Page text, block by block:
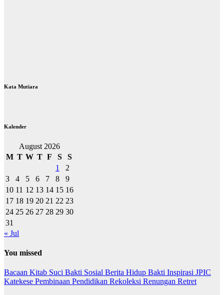
Kata Mutiara
Kalender
August 2026
M T W T F S
S
1
2
3
4 5 6 7 8
9
10 11 12 13 14 15 16
17 18 19 20 21 22 23
24 25 26 27 28 29 30
31
« Jul
You missed
Bacaan Kitab Suci Bakti Sosial Berita Hidup Bakti Inspirasi JPIC
Katekese Pembinaan Pendidikan Rekoleksi Renungan Retret